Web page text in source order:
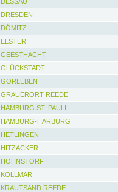
DRESDEN
DÖMITZ
ELSTER
GEESTHACHT
GLÜCKSTADT
GORLEBEN
GRAUERORT REEDE
HAMBURG ST. PAULI
HAMBURG-HARBURG
HETLINGEN
HITZACKER
HOHNSTORF
KOLLMAR
KRAUTSAND REEDE